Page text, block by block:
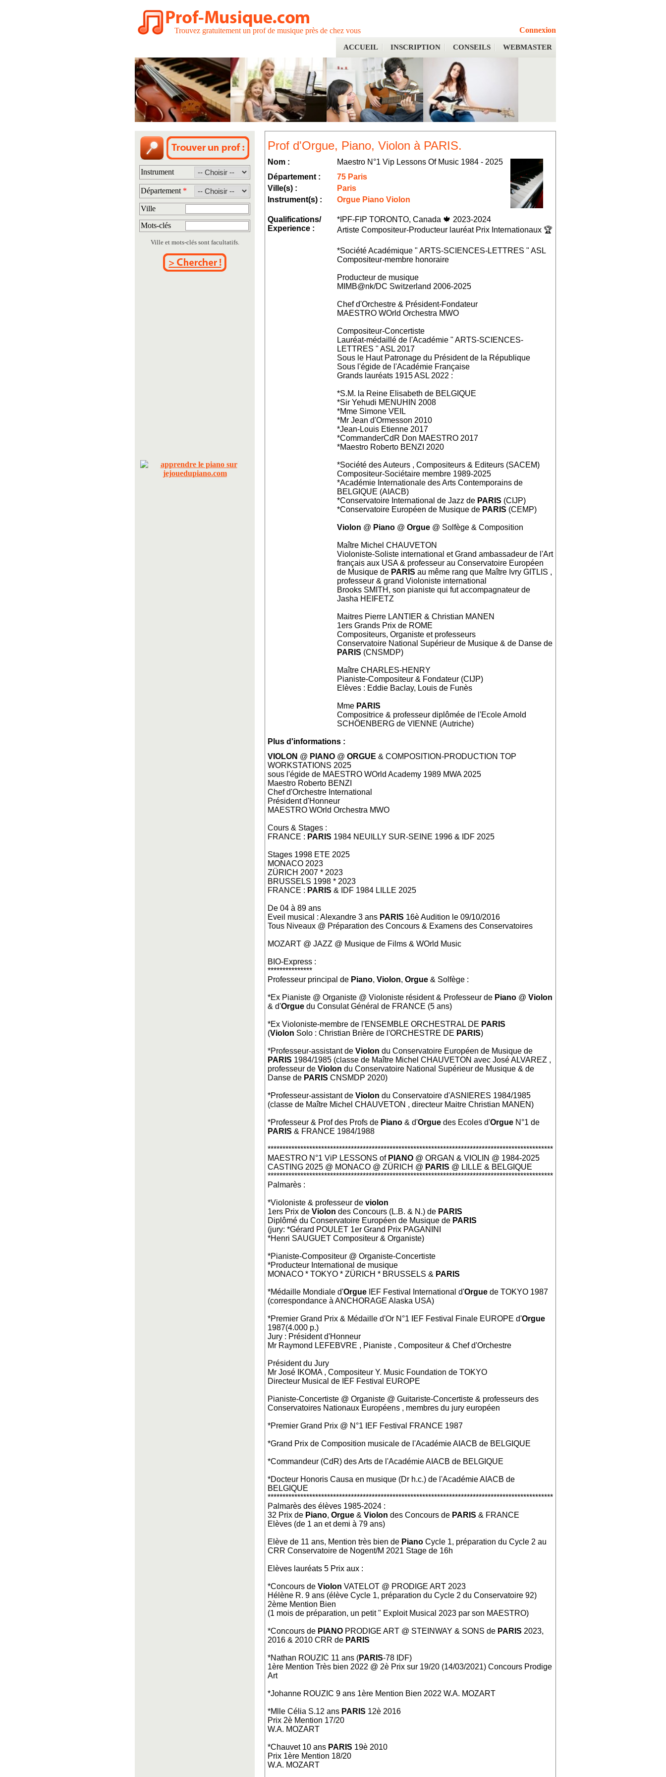
Trouvez gratuitement un prof de musique près de chez vous Connexion
ACCUEIL INSCRIPTION CONSEILS WEBMASTER
Instrument
Département *
Ville
Mots-clés
Ville et mots-clés sont facultatifs.
Prof d'Orgue, Piano, Violon à PARIS.
Nom :
Maestro N°1 Vip Lessons Of Music 1984 - 2025
Département :
75 Paris
Ville(s) :
Paris
Instrument(s) :
Orgue Piano Violon
Qualifications/
Experience :
*IPF-FIP TORONTO, Canada 🍁 2023-2024
Artiste Compositeur-Producteur lauréat Prix Internationaux 🏆
*Société Académique " ARTS-SCIENCES-LETTRES " ASL
Compositeur-membre honoraire
Producteur de musique
MIMB@nk/DC Switzerland 2006-2025
Chef d'Orchestre & Président-Fondateur
MAESTRO WOrld Orchestra MWO
Compositeur-Concertiste
Lauréat-médaillé de l'Académie " ARTS-SCIENCES-
LETTRES " ASL 2017
Sous le Haut Patronage du Président de la République
Sous l'égide de l'Académie Française
Grands lauréats 1915 ASL 2022 :
*S.M. la Reine Elisabeth de BELGIQUE
*Sir Yehudi MENUHIN 2008
*Mme Simone VEIL
*Mr Jean d'Ormesson 2010
*Jean-Louis Etienne 2017
*CommanderCdR Don MAESTRO 2017
*Maestro Roberto BENZI 2020
*Société des Auteurs , Compositeurs & Editeurs (SACEM)
Compositeur-Sociétaire membre 1989-2025
*Académie Internationale des Arts Contemporains de
BELGIQUE (AIACB)
*Conservatoire International de Jazz de PARIS (CIJP)
*Conservatoire Européen de Musique de PARIS (CEMP)
Violon @ Piano @ Orgue @ Solfège & Composition
Maître Michel CHAUVETON
Violoniste-Soliste international et Grand ambassadeur de l'Art
français aux USA & professeur au Conservatoire Européen
de Musique de PARIS au même rang que Maître Ivry GITLIS ,
professeur & grand Violoniste international
Brooks SMITH, son pianiste qui fut accompagnateur de
Jasha HEIFETZ
Maitres Pierre LANTIER & Christian MANEN
1ers Grands Prix de ROME
Compositeurs, Organiste et professeurs
Conservatoire National Supérieur de Musique & de Danse de
PARIS (CNSMDP)
Maître CHARLES-HENRY
Pianiste-Compositeur & Fondateur (CIJP)
Elèves : Eddie Baclay, Louis de Funès
Mme PARIS
Compositrice & professeur diplômée de l'Ecole Arnold
SCHÖENBERG de VIENNE (Autriche)
Plus d'informations :
VIOLON @ PIANO @ ORGUE & COMPOSITION-PRODUCTION TOP
WORKSTATIONS 2025
sous l'égide de MAESTRO WOrld Academy 1989 MWA 2025
Maestro Roberto BENZI
Chef d'Orchestre International
Président d'Honneur
MAESTRO WOrld Orchestra MWO
Cours & Stages :
FRANCE : PARIS 1984 NEUILLY SUR-SEINE 1996 & IDF 2025
Stages 1998 ETE 2025
MONACO 2023
ZÜRICH 2007 * 2023
BRUSSELS 1998 * 2023
FRANCE : PARIS & IDF 1984 LILLE 2025
De 04 à 89 ans
Eveil musical : Alexandre 3 ans PARIS 16è Audition le 09/10/2016
Tous Niveaux @ Préparation des Concours & Examens des Conservatoires
MOZART @ JAZZ @ Musique de Films & WOrld Music
BIO-Express :
***************
Professeur principal de Piano, Violon, Orgue & Solfège :
*Ex Pianiste @ Organiste @ Violoniste résident & Professeur de Piano @ Violon
& d'Orgue du Consulat Général de FRANCE (5 ans)
*Ex Violoniste-membre de l'ENSEMBLE ORCHESTRAL DE PARIS
(Violon Solo : Christian Brière de l'ORCHESTRE DE PARIS)
*Professeur-assistant de Violon du Conservatoire Européen de Musique de
PARIS 1984/1985 (classe de Maître Michel CHAUVETON avec José ALVAREZ ,
professeur de Violon du Conservatoire National Supérieur de Musique & de
Danse de PARIS CNSMDP 2020)
*Professeur-assistant de Violon du Conservatoire d'ASNIERES 1984/1985
(classe de Maître Michel CHAUVETON , directeur Maitre Christian MANEN)
*Professeur & Prof des Profs de Piano & d'Orgue des Ecoles d'Orgue N°1 de
PARIS & FRANCE 1984/1988
************************************************************************************************
MAESTRO N°1 ViP LESSONS of PIANO @ ORGAN & VIOLIN @ 1984-2025
CASTING 2025 @ MONACO @ ZÜRICH @ PARIS @ LILLE & BELGIQUE
************************************************************************************************
Palmarès :
*Violoniste & professeur de violon
1ers Prix de Violon des Concours (L.B. & N.) de PARIS
Diplômé du Conservatoire Européen de Musique de PARIS
(jury: *Gérard POULET 1er Grand Prix PAGANINI
*Henri SAUGUET Compositeur & Organiste)
*Pianiste-Compositeur @ Organiste-Concertiste
*Producteur International de musique
MONACO * TOKYO * ZÜRICH * BRUSSELS & PARIS
*Médaille Mondiale d'Orgue IEF Festival International d'Orgue de TOKYO 1987
(correspondance à ANCHORAGE Alaska USA)
*Premier Grand Prix & Médaille d'Or N°1 IEF Festival Finale EUROPE d'Orgue
1987(4.000 p.)
Jury : Président d'Honneur
Mr Raymond LEFEBVRE , Pianiste , Compositeur & Chef d'Orchestre
Président du Jury
Mr José IKOMA , Compositeur Y. Music Foundation de TOKYO
Directeur Musical de IEF Festival EUROPE
Pianiste-Concertiste @ Organiste @ Guitariste-Concertiste & professeurs des
Conservatoires Nationaux Européens , membres du jury européen
*Premier Grand Prix @ N°1 IEF Festival FRANCE 1987
*Grand Prix de Composition musicale de l'Académie AIACB de BELGIQUE
*Commandeur (CdR) des Arts de l'Académie AIACB de BELGIQUE
*Docteur Honoris Causa en musique (Dr h.c.) de l'Académie AIACB de
BELGIQUE
************************************************************************************************
Palmarès des élèves 1985-2024 :
32 Prix de Piano, Orgue & Violon des Concours de PARIS & FRANCE
Elèves (de 1 an et demi à 79 ans)
Elève de 11 ans, Mention très bien de Piano Cycle 1, préparation du Cycle 2 au
CRR Conservatoire de Nogent/M 2021 Stage de 16h
Elèves lauréats 5 Prix aux :
*Concours de Violon VATELOT @ PRODIGE ART 2023
Hélène R. 9 ans (élève Cycle 1, préparation du Cycle 2 du Conservatoire 92)
2ème Mention Bien
(1 mois de préparation, un petit " Exploit Musical 2023 par son MAESTRO)
*Concours de PIANO PRODIGE ART @ STEINWAY & SONS de PARIS 2023,
2016 & 2010 CRR de PARIS
*Nathan ROUZIC 11 ans (PARIS-78 IDF)
1ère Mention Très bien 2022 @ 2è Prix sur 19/20 (14/03/2021) Concours Prodige
Art
*Johanne ROUZIC 9 ans 1ère Mention Bien 2022 W.A. MOZART
*Mlle Célia S.12 ans PARIS 12è 2016
Prix 2è Mention 17/20
W.A. MOZART
*Chauvet 10 ans PARIS 19è 2010
Prix 1ère Mention 18/20
W.A. MOZART